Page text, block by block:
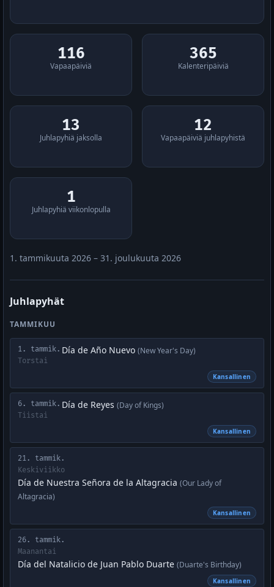
116
Vapaapäiviä
365
Kalenteripäiviä
13
Juhlapyhiä jaksolla
12
Vapaapäiviä juhlapyhistä
1
Juhlapyhiä viikonlopulla
1. tammikuuta 2026 – 31. joulukuuta 2026
Juhlapyhät
TAMMIKUU
1. tammik.
Torstai
Día de Año Nuevo (New Year's Day)
Kansallinen
6. tammik.
Tiistai
Día de Reyes (Day of Kings)
Kansallinen
21. tammik.
Keskiviikko
Día de Nuestra Señora de la Altagracia (Our Lady of
Altagracia)
Kansallinen
26. tammik.
Maanantai
Día del Natalicio de Juan Pablo Duarte (Duarte's Birthday)
Kansallinen